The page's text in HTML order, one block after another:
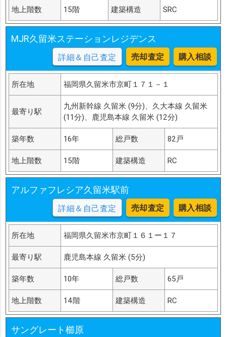
地上階数 15階 建築構造 SRC
MJR久留米ステーションレジデンス
詳細＆自己査定 売却査定 購入相談
所在地 福岡県久留米市京町１７１－１
最寄り駅
九州新幹線 久留米 (9分)、久大本線 久留米
(11分)、鹿児島本線 久留米 (12分)
築年数 16年 総戸数 82戸
地上階数 15階 建築構造 RC
アルファフレシア久留米駅前
詳細＆自己査定 売却査定 購入相談
所在地 福岡県久留米市京町１６１ー１７
最寄り駅 鹿児島本線 久留米 (5分)
築年数 10年 総戸数 65戸
地上階数 14階 建築構造 RC
サングレート櫛原